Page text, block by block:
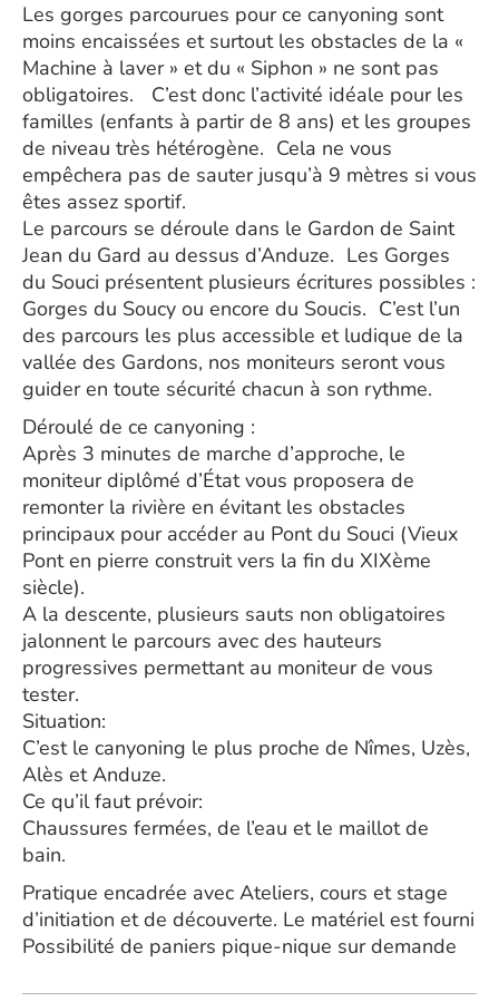
Les gorges parcourues pour ce canyoning sont
moins encaissées et surtout les obstacles de la «
Machine à laver » et du « Siphon » ne sont pas
obligatoires. C’est donc l’activité idéale pour les
familles (enfants à partir de 8 ans) et les groupes
de niveau très hétérogène. Cela ne vous
empêchera pas de sauter jusqu’à 9 mètres si vous
êtes assez sportif.
Le parcours se déroule dans le Gardon de Saint
Jean du Gard au dessus d’Anduze. Les Gorges
du Souci présentent plusieurs écritures possibles :
Gorges du Soucy ou encore du Soucis. C’est l’un
des parcours les plus accessible et ludique de la
vallée des Gardons, nos moniteurs seront vous
guider en toute sécurité chacun à son rythme.
Déroulé de ce canyoning :
Après 3 minutes de marche d’approche, le
moniteur diplômé d’État vous proposera de
remonter la rivière en évitant les obstacles
principaux pour accéder au Pont du Souci (Vieux
Pont en pierre construit vers la fin du XIXème
siècle).
A la descente, plusieurs sauts non obligatoires
jalonnent le parcours avec des hauteurs
progressives permettant au moniteur de vous
tester.
Situation:
C’est le canyoning le plus proche de Nîmes, Uzès,
Alès et Anduze.
Ce qu’il faut prévoir:
Chaussures fermées, de l’eau et le maillot de
bain.
Pratique encadrée avec Ateliers, cours et stage
d’initiation et de découverte. Le matériel est fourni
Possibilité de paniers pique-nique sur demande